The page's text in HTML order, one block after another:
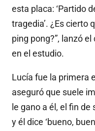
esta placa: ‘Partido
tragedia’. ¿Es cierto
ping pong?”, lanzó
en el estudio.
Lucía fue la primera
aseguró que suele
le gano a él, el fin
y él dice ‘bueno,